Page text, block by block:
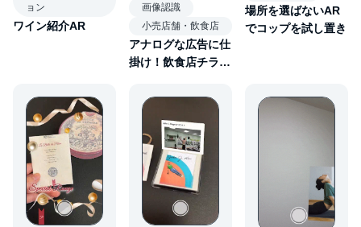
ョン
ワイン紹介AR
画像認識
小売店舗・飲食店
アナログな広告に仕
掛け！飲食店チラシ
場所を選ばないAR
でコップを試し置き